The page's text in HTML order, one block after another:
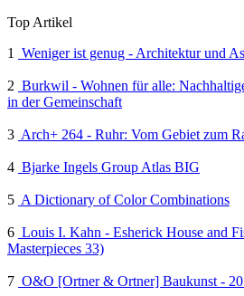
Top Artikel
1
Weniger ist genug - Architektur und
2 Burkwil - Wohnen für alle:
in der Gemeinschaft
3 Arch+ 264 - Ruhr: Vom Gebiet zum
4 Bjarke Ingels Group Atlas BIG
5 A Dictionary of Color Combinations
6 Louis I. Kahn - Esherick House and
Masterpieces 33)
7 O&O [Ortner & Ortner] Baukunst -